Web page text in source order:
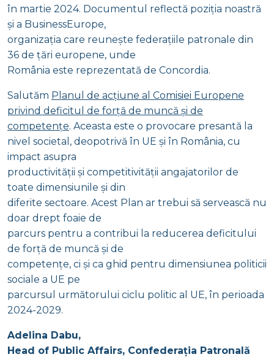
în martie 2024. Documentul reflectă poziția noastră
și a BusinessEurope,
organizația care reunește federațiile patronale din
36 de țări europene, unde
România este reprezentată de Concordia.
Salutăm Planul de acțiune al Comisiei Europene
privind deficitul de forță de muncă și de
competențe. Aceasta este o provocare presantă la
nivel societal, deopotrivă în UE și în România, cu
impact asupra
productivității și competitivității angajatorilor de
toate dimensiunile și din
diferite sectoare. Acest Plan ar trebui să servească nu
doar drept foaie de
parcurs pentru a contribui la reducerea deficitului
de forță de muncă și de
competențe, ci și ca ghid pentru dimensiunea politicii
sociale a UE pe
parcursul următorului ciclu politic al UE, în perioada
2024-2029.
Adelina Dabu,
Head of Public Affairs, Confederația Patronală